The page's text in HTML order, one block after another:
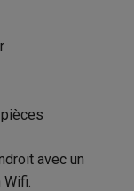
avec un
Wifi.